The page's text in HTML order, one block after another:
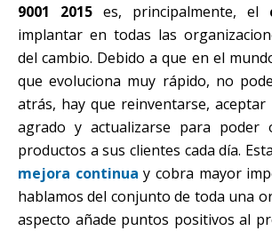
9001 2015 es, principalmente, el
implantar en todas las
del cambio. Debido a que en el
que evoluciona muy rápido, no
atrás, hay que reinventarse, aceptar
agrado y actualizarse para poder
productos a sus clientes cada día.
mejora continua y cobra mayor
hablamos del conjunto de toda una
aspecto añade puntos positivos al